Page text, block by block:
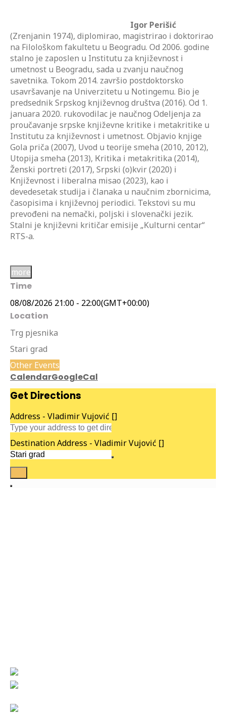
Igor Perišić
(Zrenjanin 1974), diplomirao, magistrirao i doktorirao
na Filološkom fakultetu u Beogradu. Od 2006. godine
stalno je zaposlen u Institutu za književnost i
umetnost u Beogradu, sada u zvanju naučnog
savetnika. Tokom 2014. završio postdoktorsko
usavršavanje na Univerzitetu u Notingemu. Bio je
predsednik Srpskog književnog društva (2016). Od 1.
januara 2020. rukovodilac je naučnog Odeljenja za
proučavanje srpske književne kritike i metakritike u
Institutu za književnost i umetnost. Objavio knjige
Gola priča (2007), Uvod u teorije smeha (2010, 2012),
Utopija smeha (2013), Кritika i metakritika (2014),
Ženski portreti (2017), Srpski (o)kvir (2020) i
Кnjiževnost i liberalna misao (2023), kao i
devedesetak studija i članaka u naučnim zbornicima,
časopisima i književnoj periodici. Tekstovi su mu
prevođeni na nemački, poljski i slovenački jezik.
Stalni je književni kritičar emisije „Kulturni centar“
RTS-a.
more
Time
08/08/2026 21:00 - 22:00(GMT+00:00)
Location
Trg pjesnika
Stari grad
Other Events
CalendarGoogleCal
Get Directions
Address - Vladimir Vujović []
Destination Address - Vladimir Vujović []